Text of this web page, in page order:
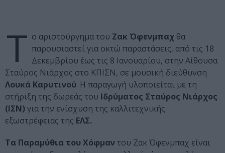
Τ ο αριστούργημα του Ζακ Όφενμπαχ θα
παρουσιαστεί για οκτώ παραστάσεις, από τις 18
Δεκεμβρίου έως τις 8 Ιανουαρίου, στην Αίθουσα
Σταύρος Νιάρχος στο ΚΠΙΣΝ, σε μουσική διεύθυνση
Λουκά Καρυτινού. Η παραγωγή υλοποιείται με τη
στήριξη της δωρεάς του Ιδρύματος Σταύρος Νιάρχος
(ΙΣΝ) για την ενίσχυση της καλλιτεχνικής
εξωστρέφειας της ΕΛΣ.
Τα Παραμύθια του Χόφμαν του Ζακ Όφενμπαχ είναι